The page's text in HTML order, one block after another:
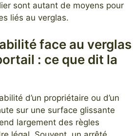
sont autant de moyens pour
liés au verglas.
face au verglas
: ce que dit la
d’un propriétaire ou d’un
sur une surface glissante
largement des règles